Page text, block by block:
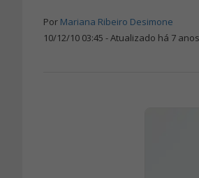
Por Mariana Ribeiro Desimone
10/12/10 03:45 - Atualizado há 7 anos